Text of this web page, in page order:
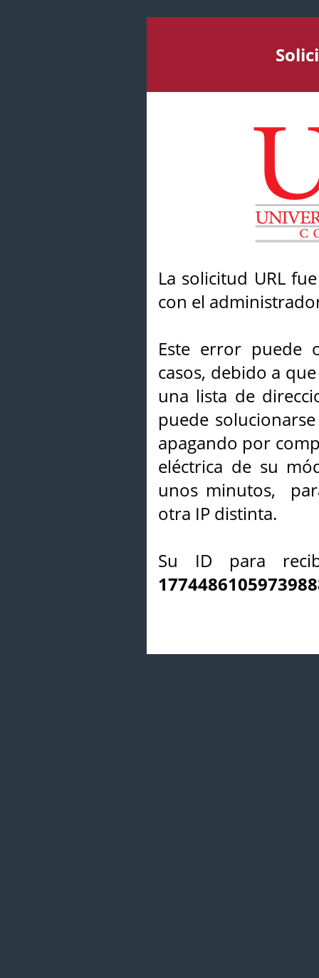
La solicitud URL
con el
Este error puede
casos, debido a
una lista de
puede
apagando por
eléctrica de su
unos minutos,
otra IP distinta.
Su ID para